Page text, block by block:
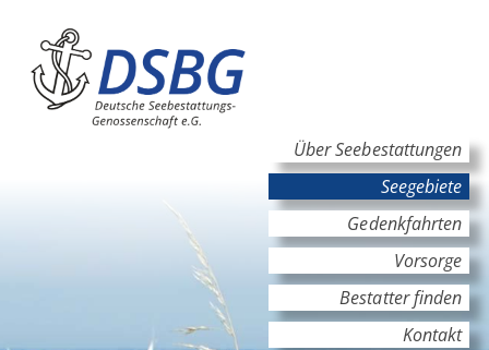
Hauptinhalt
Hauptnavigation
Über Seebestattungen
Seegebiete
Gedenkfahrten
Vorsorge
Bestatter finden
Kontakt